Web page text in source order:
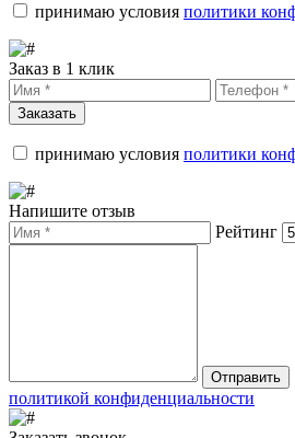
принимаю условия политики
Заказ в 1 клик
Заказать
принимаю условия политики
Напишите отзыв
Рейтинг
Отправить
политикой конфиденциальности